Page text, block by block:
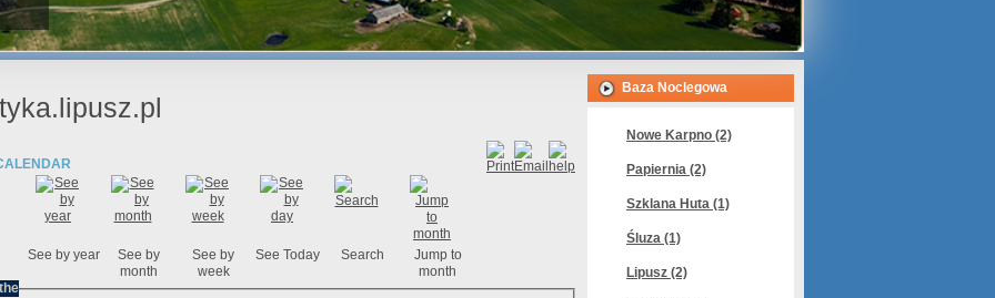
Baza Noclegowa
Nowe Karpno (2)
Papiernia (2)
Szklana Huta (1)
Śluza (1)
Lipusz (2)
See by year
See by
month
See by
week
See Today Search
Jump to
month